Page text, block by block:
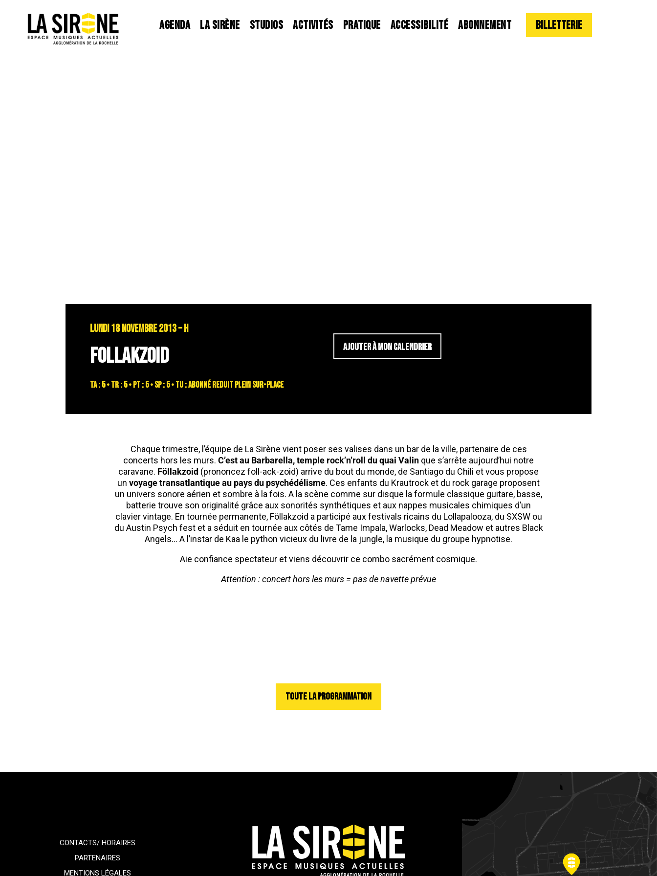
AGENDA LA SIRÈNE STUDIOS ACTIVITÉS PRATIQUE ACCESSIBILITÉ ABONNEMENT Billetterie
LUNDI 18 NOVEMBRE 2013 – H
FOLLAKZOID
TA : 5 • TR : 5 • PT : 5 • SP : 5 • TU : abonné reduit plein sur-place
AJOUTER À MON CALENDRIER
Chaque trimestre, l’équipe de La Sirène vient poser ses valises dans un bar de la ville, partenaire de ces
concerts hors les murs. C’est au Barbarella, temple rock’n’roll du quai Valin que s’arrête aujourd’hui notre
caravane. Föllakzoid (prononcez foll-ack-zoid) arrive du bout du monde, de Santiago du Chili et vous propose
un voyage transatlantique au pays du psychédélisme. Ces enfants du Krautrock et du rock garage proposent
un univers sonore aérien et sombre à la fois. A la scène comme sur disque la formule classique guitare, basse,
batterie trouve son originalité grâce aux sonorités synthétiques et aux nappes musicales chimiques d’un
clavier vintage. En tournée permanente, Föllakzoid a participé aux festivals ricains du Lollapalooza, du SXSW ou
du Austin Psych fest et a séduit en tournée aux côtés de Tame Impala, Warlocks, Dead Meadow et autres Black
Angels… A l’instar de Kaa le python vicieux du livre de la jungle, la musique du groupe hypnotise.
Aie confiance spectateur et viens découvrir ce combo sacrément cosmique.
Attention : concert hors les murs = pas de navette prévue
TOUTE LA PROGRAMMATION
CONTACTS/ HORAIRES
PARTENAIRES
MENTIONS LÉGALES